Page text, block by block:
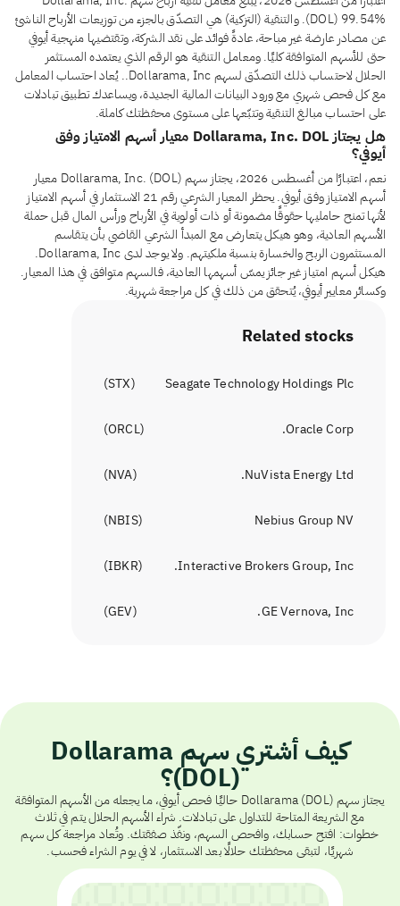
(DOL) 99.54%. والتنقية (التزكية) هي التصدّق بالجزء من توزيعات الأرباح الناشئ
عن مصادر عارضة غير مباحة، عادةً فوائد على نقد الشركة، وتقتضيها منهجية أيوفي
حتى للأسهم المتوافقة كليًا. ومعامل التنقية هو الرقم الذي يعتمده المستثمر
الحلال لاحتساب ذلك التصدّق لسهم Dollarama, Inc.. يُعاد احتساب المعامل
مع كل فحص شهري مع ورود البيانات المالية الجديدة، ويساعدك تطبيق تبادلات
على احتساب مبالغ التنقية وتتبّعها على مستوى محفظتك كاملة.
هل يجتاز Dollarama, Inc. DOL معيار أسهم الامتياز وفق
أيوفي؟
نعم، اعتبارًا من أغسطس 2026، يجتاز سهم Dollarama, Inc. (DOL) معيار
أسهم الامتياز وفق أيوفي. يحظر المعيار الشرعي رقم 21 الاستثمار في أسهم الامتياز
لأنها تمنح حامليها حقوقًا مضمونة أو ذات أولوية في الأرباح ورأس المال قبل حملة
الأسهم العادية، وهو هيكل يتعارض مع المبدأ الشرعي القاضي بأن يتقاسم
المستثمرون الربح والخسارة بنسبة ملكيتهم. ولا يوجد لدى Dollarama, Inc.
هيكل أسهم امتياز غير جائز يمسّ أسهمها العادية، فالسهم متوافق في هذا المعيار.
وكسائر معايير أيوفي، يُتحقق من ذلك في كل مراجعة شهرية.
Related stocks
Seagate Technology Holdings Plc
(
STX
)
Oracle Corp.
(
ORCL
)
NuVista Energy Ltd.
(
NVA
)
Nebius Group NV
(
NBIS
)
Interactive Brokers Group, Inc.
(
IBKR
)
GE Vernova, Inc.
(
GEV
)
كيف أشتري سهم Dollarama
(DOL)؟
يجتاز سهم Dollarama (DOL) حاليًا فحص أيوفي، ما يجعله من الأسهم المتوافقة
مع الشريعة المتاحة للتداول على تبادلات. شراء الأسهم الحلال يتم في ثلاث
خطوات: افتح حسابك، وافحص السهم، ونفّذ صفقتك. وتُعاد مراجعة كل سهم
شهريًا، لتبقى محفظتك حلالًا بعد الاستثمار، لا في يوم الشراء فحسب.